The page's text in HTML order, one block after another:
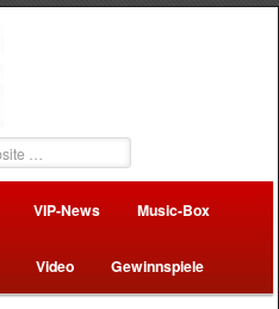
VIP-News Music-Box
Video Gewinnspiele